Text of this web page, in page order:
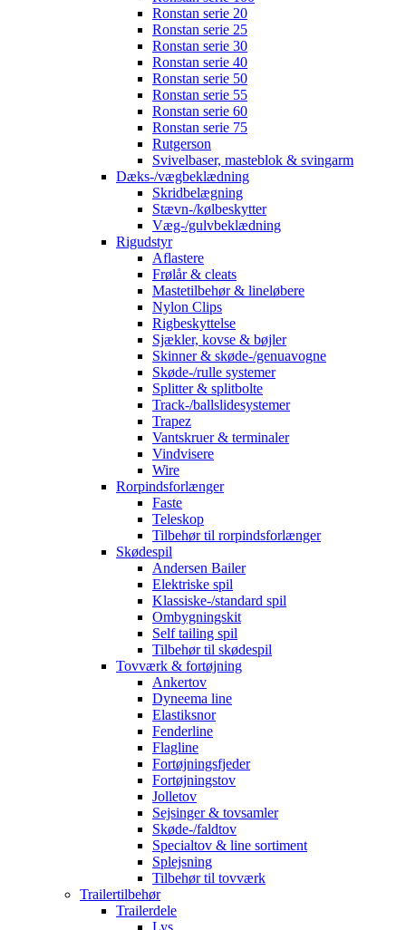
Ronstan serie 20
Ronstan serie 25
Ronstan serie 30
Ronstan serie 40
Ronstan serie 50
Ronstan serie 55
Ronstan serie 60
Ronstan serie 75
Rutgerson
Svivelbaser, masteblok & svingarm
Dæks-/vægbeklædning
Skridbelægning
Stævn-/kølbeskytter
Væg-/gulvbeklædning
Rigudstyr
Aflastere
Frølår & cleats
Mastetilbehør & lineløbere
Nylon Clips
Rigbeskyttelse
Sjækler, kovse & bøjler
Skinner & skøde-/genuavogne
Skøde-/rulle systemer
Splitter & splitbolte
Track-/ballslidesystemer
Trapez
Vantskruer & terminaler
Vindvisere
Wire
Rorpindsforlænger
Faste
Teleskop
Tilbehør til rorpindsforlænger
Skødespil
Andersen Bailer
Elektriske spil
Klassiske-/standard spil
Ombygningskit
Self tailing spil
Tilbehør til skødespil
Tovværk & fortøjning
Ankertov
Dyneema line
Elastiksnor
Fenderline
Flagline
Fortøjningsfjeder
Fortøjningstov
Jolletov
Sejsinger & tovsamler
Skøde-/faldtov
Specialtov & line sortiment
Splejsning
Tilbehør til tovværk
Trailertilbehør
Trailerdele